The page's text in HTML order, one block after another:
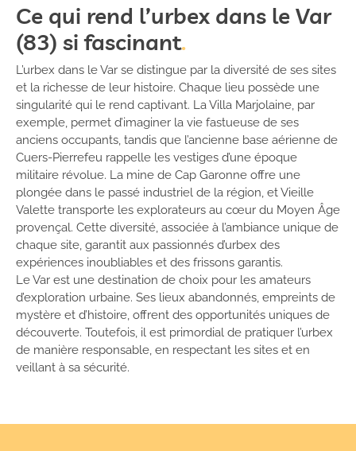
Ce qui rend l’urbex dans le Var
(83) si fascinant
L’urbex dans le Var se distingue par la diversité de ses sites
et la richesse de leur histoire. Chaque lieu possède une
singularité qui le rend captivant. La Villa Marjolaine, par
exemple, permet d’imaginer la vie fastueuse de ses
anciens occupants, tandis que l’ancienne base aérienne de
Cuers-Pierrefeu rappelle les vestiges d’une époque
militaire révolue. La mine de Cap Garonne offre une
plongée dans le passé industriel de la région, et Vieille
Valette transporte les explorateurs au cœur du Moyen Âge
provençal. Cette diversité, associée à l’ambiance unique de
chaque site, garantit aux passionnés d’urbex des
expériences inoubliables et des frissons garantis.
Le Var est une destination de choix pour les amateurs
d’exploration urbaine. Ses lieux abandonnés, empreints de
mystère et d’histoire, offrent des opportunités uniques de
découverte. Toutefois, il est primordial de pratiquer l’urbex
de manière responsable, en respectant les sites et en
veillant à sa sécurité.